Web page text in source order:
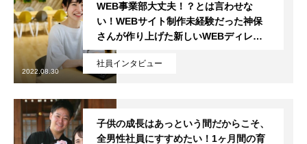
社員インタビュー
WEB事業部大丈夫！？とは言わせな
い！WEBサイト制作未経験だった神保
さんが作り上げた新しいWEBディレク
ションの進め方とは？
2022.08.30
子供の成長はあっという間だからこそ、
全男性社員にすすめたい！1ヶ月間の育